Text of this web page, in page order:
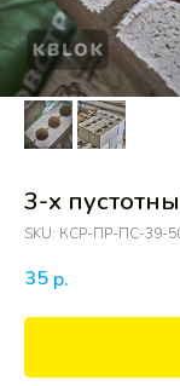
3-х
SKU: КСР-ПР-ПС-39-
35 р.